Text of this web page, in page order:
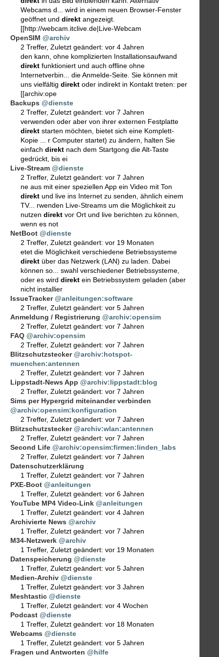
Webcams d... wird in einem neuen Browser-Fenster
geöffnet und direkt angezeigt.
[[http://webcam.itclive.de|Live-Webcam
OpenSIM @archiv
2 Treffer, Zuletzt geändert: vor 4 Jahren
den kann, ohne komplizierten Installationsaufwand
direkt funktioniert und auch offline ohne
Internetverbin... die Anmelde-Seite. Sie können mit
uns vielfältig direkt oder indirekt in Kontakt treten: per
[[archiv:ope
Backups @dienste
2 Treffer, Zuletzt geändert: vor 7 Jahren
verwenden oder aber von ihrer externen Festplatte
direkt starten möchten, bietet sich eine Komplett-
Kopie ... r Computer startet) zu ändern, halten Sie
einfach direkt nach dem Startgong die Alt-Taste
gedrückt, bis ei
Live-Stream @dienste
2 Treffer, Zuletzt geändert: vor 7 Jahren
ne aus mit einer speziellen App ein Video mit Ton
direkt und live ins Internet zu senden, ähnlich einem
TV... rwenden Live-Streams um die Möglichkeit zu
nutzen direkt vor Ort und live berichten zu können,
wenn es not
NetBoot @dienste
2 Treffer, Zuletzt geändert: vor 19 Monaten
etet die Möglichkeit verschiedene Betriebssysteme
direkt über das Netzwerk (LAN) zu laden. Dabei
können so... swahl verschiedener Betriebssysteme,
oder es wird direkt ein Betriebssystem geladen (aber
nicht installier
IssueTracker @anleitungen:software
2 Treffer, Zuletzt geändert: vor 5 Jahren
Anmeldung / Registrierung @archiv:opensim
2 Treffer, Zuletzt geändert: vor 7 Jahren
FAQ @archiv:opensim
2 Treffer, Zuletzt geändert: vor 7 Jahren
Blitzschutzstecker @archiv:hotspot-
muenchen:antennen
2 Treffer, Zuletzt geändert: vor 7 Jahren
Lippstadt-News App @archiv:lippstadt:blog
2 Treffer, Zuletzt geändert: vor 7 Jahren
Sims per Hypergrid miteinander verbinden
@archiv:opensim:konfiguration
2 Treffer, Zuletzt geändert: vor 7 Jahren
Blitzschutzstecker @archiv:wlan:antennen
2 Treffer, Zuletzt geändert: vor 7 Jahren
Second Life @archiv:opensim:firmen:linden_labs
2 Treffer, Zuletzt geändert: vor 7 Jahren
Datenschutzerklärung
1 Treffer, Zuletzt geändert: vor 7 Jahren
PXE-Boot @anleitungen
1 Treffer, Zuletzt geändert: vor 6 Jahren
YouTube MP4 Video-Link @anleitungen
1 Treffer, Zuletzt geändert: vor 4 Jahren
Archivierte News @archiv
1 Treffer, Zuletzt geändert: vor 7 Jahren
M34-Netzwerk @archiv
1 Treffer, Zuletzt geändert: vor 19 Monaten
Datenspeicherung @dienste
1 Treffer, Zuletzt geändert: vor 5 Jahren
Medien-Archiv @dienste
1 Treffer, Zuletzt geändert: vor 3 Jahren
Meshtastic @dienste
1 Treffer, Zuletzt geändert: vor 4 Wochen
Podcast @dienste
1 Treffer, Zuletzt geändert: vor 18 Monaten
Webcams @dienste
1 Treffer, Zuletzt geändert: vor 5 Jahren
Fragen und Antworten @hilfe